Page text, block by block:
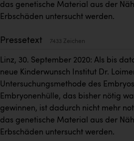
das genetische Material aus der
Erbschäden untersucht werden.
Pressetext 7433 Zeichen
Linz, 30. September 2020: Als bis
neue Kinderwunsch Institut Dr.
Untersuchungsmethode des
Embryonenhülle, das bisher nötig
gewinnen, ist dadurch nicht mehr
das genetische Material aus der
Erbschäden untersucht werden.